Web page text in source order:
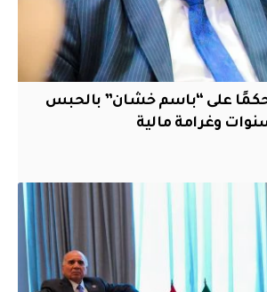
على “باسم خشان” بالحبس
وغرامة مالية